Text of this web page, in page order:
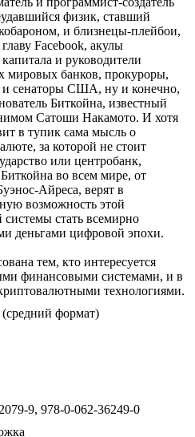
физик, ставший
и близнецы-плейбои,
Facebook, акулы
и руководители
мировых банков, прокуроры,
и сенаторы США, ну и конечно,
Биткойна, известный
Сатоши Накамото. И хотя
в тупик сама мысль о
за которой не стоит
или центробанк,
во всем мире, от
Айреса, верят в
возможность этой
стать всемирно
деньгами цифровой эпохи.
тем, кто интересуется
финансовыми системами, и в
технологиями.
формат)
9, 978-0-062-36249-0